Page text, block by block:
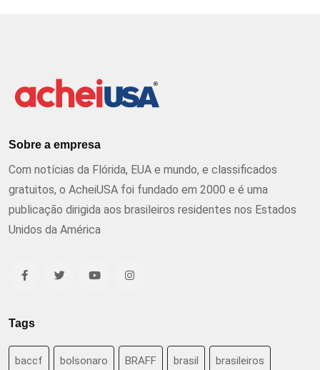
Sobre a empresa
Com notícias da Flórida, EUA e mundo, e classificados
gratuitos, o AcheiUSA foi fundado em 2000 e é uma
publicação dirigida aos brasileiros residentes nos Estados
Unidos da América
Tags
baccf bolsonaro BRAFF brasil brasileiros